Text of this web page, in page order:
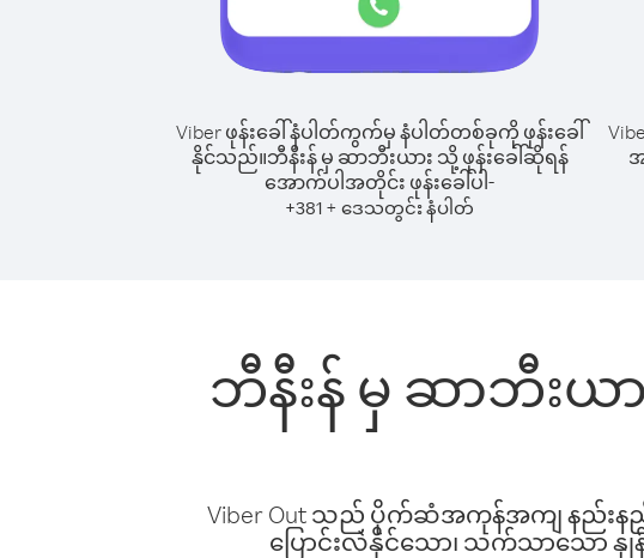
Viber ဖုန်းခေါ်နံပါတ်ကွက်မှ နံပါတ်တစ်ခုကို ဖုန်းခေါ်
နိုင်သည်။ဘီနီးန် မှ ဆာဘီးယား သို့ ဖုန်းခေါ်ဆိုရန်
အောက်ပါအတိုင်း ဖုန်းခေါ်ပါ-
+381 + ဒေသတွင်း နံပါတ်
ဘီနီးန် မှ ဆာဘီးယ
Viber Out သည် ပိုက်ဆံအကုန်အကျ နည်းနည်
ပြောင်းလဲနိုင်သော၊ သက်သာသော နှု